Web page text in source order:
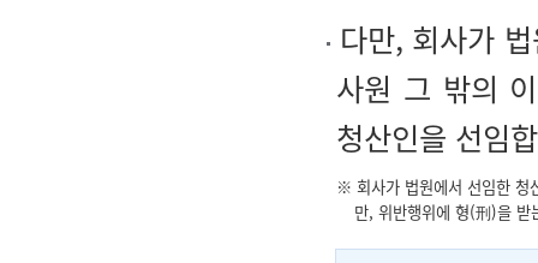
다만, 회사가
사원 그 밖의
청산인을 선임
※ 회사가 법원에서 선임한 청
만, 위반행위에 형(刑)을 받